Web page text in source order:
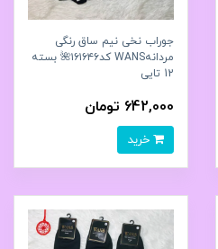
جوراب نخی نیم ساق رنگی
مردانهWANS کد۱۶۱۶۴۶🌺 بسته
12 تایی
642,000 تومان